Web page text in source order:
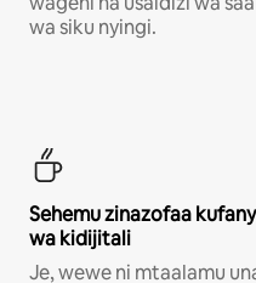
wa siku nyingi.
Sehemu zinazofaa
wa kidijitali
Je, wewe ni mtaalamu